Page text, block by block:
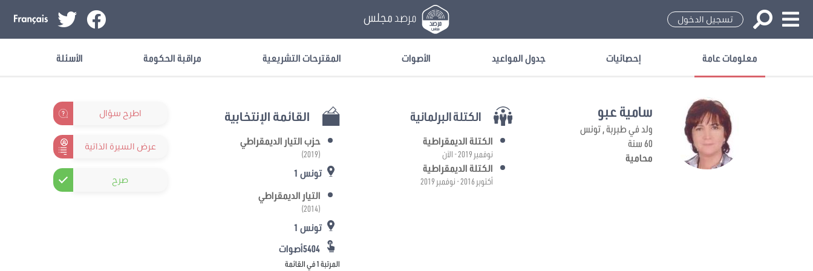
تسجيل الدخول مرصد مجلس
معلومات عامة إحصائيات جدول المواعيد الأصوات المقترحات التشريعية مراقبة الحكومة الأسئلة
سامية عبو
ولد في طبربة , تونس
60 سنة
محامية
الكتلة البرلمانية
الكتلة الديمقراطية
نوفمبر 2019 - الآن
الكتلة الديمقراطية
أكتوبر 2016 - نوفمبر 2019
القائمة الإنتخابية
حزب التيار الديمقراطي
(2019)
تونس 1
التيار الديمقراطي
(2014)
تونس 1
المرتبة 1 في القائمة
اطرح سؤال
عرض السيرة الذاتية
صرح